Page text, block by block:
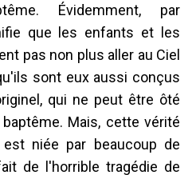
Évidemment, par
que les enfants et les
pas non plus aller au Ciel
sont eux aussi conçus
qui ne peut être ôté
Mais, cette vérité
niée par beaucoup de
de l'horrible tragédie de